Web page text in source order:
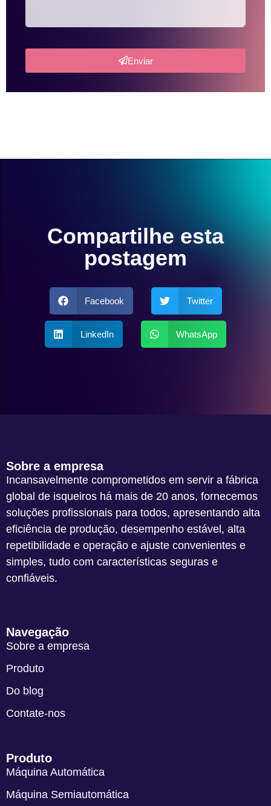
Enviar
Compartilhe esta
postagem
Facebook Twitter
LinkedIn WhatsApp
Sobre a empresa
Incansavelmente comprometidos em servir a fábrica
global de isqueiros há mais de 20 anos, fornecemos
soluções profissionais para todos, apresentando alta
eficiência de produção, desempenho estável, alta
repetibilidade e operação e ajuste convenientes e
simples, tudo com características seguras e
confiáveis.
Navegação
Sobre a empresa
Produto
Do blog
Contate-nos
Produto
Máquina Automática
Máquina Semiautomática